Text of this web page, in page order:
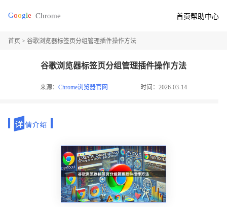
首页帮助中心
首页 > 谷歌浏览器标签页分组管理插件操作方法
谷歌浏览器标签页分组管理插件操作方法
来源：Chrome浏览器官网 时间：2026-03-14